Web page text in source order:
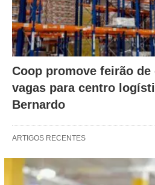
Coop promove feirão de
vagas para centro
Bernardo
ARTIGOS RECENTES